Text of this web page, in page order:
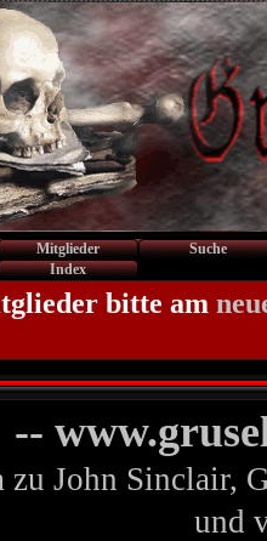
Mitglieder
Suche
Index
bitte am
--
zu John Sinclair,
und